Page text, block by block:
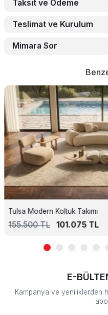
Taksit ve Ödeme
Teslimat ve Kurulum
Mimara Sor
Tulsa Modern Koltuk Takımı
155.500TL 101.075TL
E-
Kampanya ve yeniliklerden